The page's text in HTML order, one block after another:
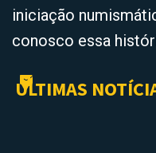
iniciação
conosco essa
ÚLTIMAS